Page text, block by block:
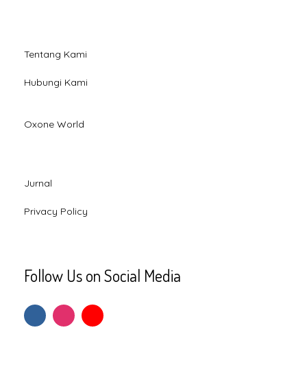
Tentang Kami
Hubungi Kami
Oxone World
Jurnal
Privacy Policy
Follow Us on Social Media